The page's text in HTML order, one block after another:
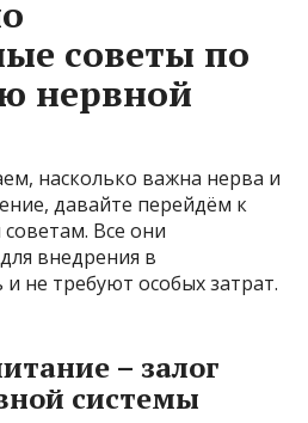
советы по
нервной
насколько важна нерва и
давайте перейдём к
Все они
внедрения в
не требуют особых затрат.
– залог
системы